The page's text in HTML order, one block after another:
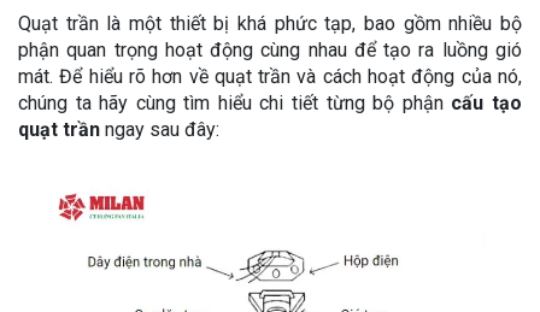
Quạt trần là một thiết bị khá phức tạp, bao gồm nhiều bộ
phận quan trọng hoạt động cùng nhau để tạo ra luồng gió
mát. Để hiểu rõ hơn về quạt trần và cách hoạt động của nó,
chúng ta hãy cùng tìm hiểu chi tiết từng bộ phận cấu tạo
quạt trần ngay sau đây: